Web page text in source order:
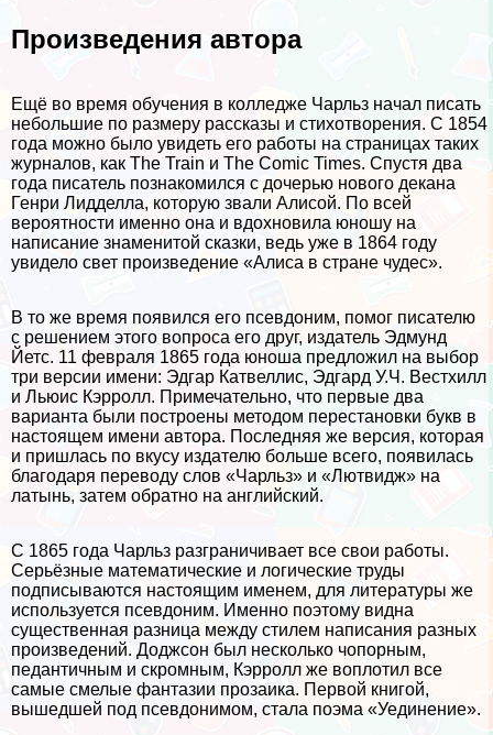
Произведения автора
Ещё во время обучения в колледже Чарльз начал писать
небольшие по размеру рассказы и стихотворения. С 1854
года можно было увидеть его работы на страницах таких
журналов, как The Train и The Comic Times. Спустя два
года писатель познакомился с дочерью нового декана
Генри Лидделла, которую звали Алисой. По всей
вероятности именно она и вдохновила юношу на
написание знаменитой сказки, ведь уже в 1864 году
увидело свет произведение «Алиса в стране чудес».
В то же время появился его псевдоним, помог писателю
с решением этого вопроса его друг, издатель Эдмунд
Йетс. 11 февраля 1865 года юноша предложил на выбор
три версии имени: Эдгар Катвеллис, Эдгард У.Ч. Вестхилл
и Льюис Кэрролл. Примечательно, что первые два
варианта были построены методом перестановки букв в
настоящем имени автора. Последняя же версия, которая
и пришлась по вкусу издателю больше всего, появилась
благодаря переводу слов «Чарльз» и «Лютвидж» на
латынь, затем обратно на английский.
С 1865 года Чарльз разграничивает все свои работы.
Серьёзные математические и логические труды
подписываются настоящим именем, для литературы же
используется псевдоним. Именно поэтому видна
существенная разница между стилем написания разных
произведений. Доджсон был несколько чопopным,
педантичным и скромным, Кэрролл же воплотил все
самые смелые фантазии прозаика. Первой книгой,
вышедшей под псевдонимом, стала поэма «Уединение».